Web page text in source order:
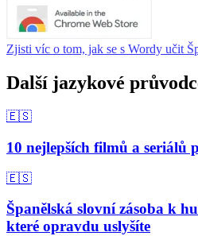
Zjisti víc o tom, jak se s Wordy učit
Další jazykové
🇪🇸
10 nejlepších filmů a seriálů
🇪🇸
Španělská slovní zásoba k
které opravdu uslyšíte